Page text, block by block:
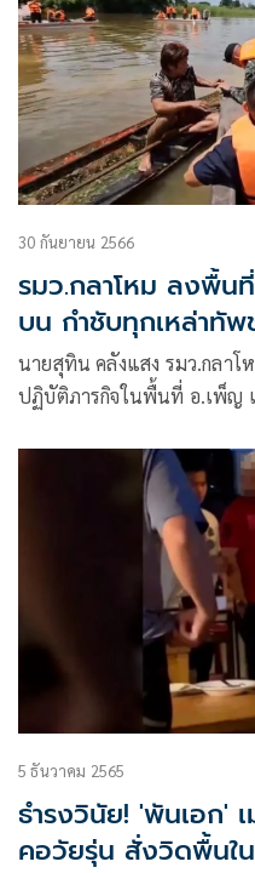
30 กันยายน 2566
รมว.กลาโหม ลงพื้น
บน กำชับทุกเหล่าทัพ
นายสุทิน คลังแสง รมว.กลาโ
ปฏิบัติภารกิจในพื้นที่ อ.เพ็ญ
สาธารณภัย กองทัพภาคที่ 2
มณฑลทหารบก ที่ 24
5 ธันวาคม 2565
ธำรงวินัย! 'พันเอก' เ
คอวัยรุ่น สั่งวิดพื้นใน